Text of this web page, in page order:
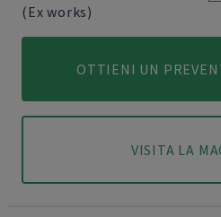
(Ex works)
OTTIENI UN
VISITA LA